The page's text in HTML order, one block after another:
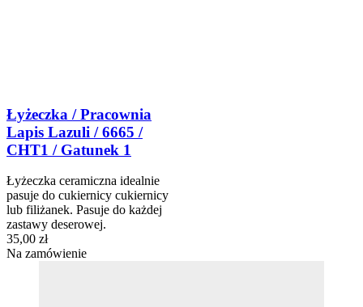
Łyżeczka / Pracownia
Lapis Lazuli / 6665 /
CHT1 / Gatunek 1
Łyżeczka ceramiczna idealnie
pasuje do cukiernicy cukiernicy
lub filiżanek. Pasuje do każdej
zastawy deserowej.
35,00 zł
Na zamówienie